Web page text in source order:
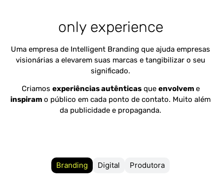
only experience
Uma empresa de Intelligent Branding que ajuda empresas
visionárias a elevarem suas marcas e tangibilizar o seu
significado.
Criamos experiências autênticasque envolvem e
inspiram o público em cada ponto de contato. Muito além
da publicidade e propaganda.
Branding Digital Produtora